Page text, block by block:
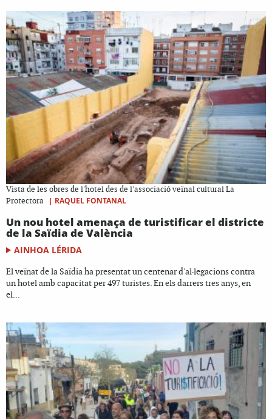
Vista de les obres de l'hotel des de l'associació veïnal cultural La
Protectora
| RAQUEL FONTANAL
Un nou hotel amenaça de turistificar el districte
de la Saïdia de València
AINHOA LÉRIDA
El veïnat de la Saïdia ha presentat un centenar d'al·legacions contra
un hotel amb capacitat per 497 turistes. En els darrers tres anys, en
el...